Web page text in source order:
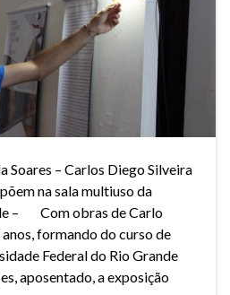
Soares – Carlos Diego Silveira
na sala multiuso da
– Com obras de Carlo
formando do curso de
Federal do Rio Grande
aposentado, a exposição